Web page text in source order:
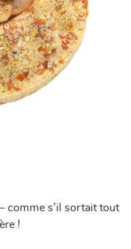
comme s’il sortait tout
!